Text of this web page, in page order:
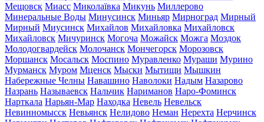
Мещовск Миасс Миколаївка Микунь Миллерово
Минеральные Воды Минусинск Миньяр Мирноград Мирный
Мирный Миусинск Михайлов Михайловка Михайловск
Михайловск Мичуринск Могоча Можайск Можга Моздок
Молодогвардейск Молочанск Мончегорск Морозовск
Моршанск Мосальск Моспино Муравленко Мураши Мурино
Мурманск Муром Мценск Мыски Мытищи Мышкин
Набережные Челны Навашино Наволоки Надым Назарово
Назрань Называевск Нальчик Нариманов Наро-Фоминск
Нарткала Нарьян-Мар Находка Невель Невельск
Невинномысск Невьянск Нелидово Неман Нерехта Нерчинск